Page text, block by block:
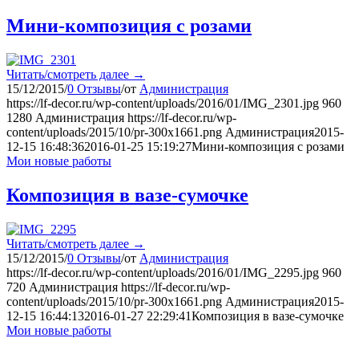
Мини-композиция с розами
Читать/смотреть далее →
15/12/2015/0 Отзывы/от Администрация
https://lf-decor.ru/wp-content/uploads/2016/01/IMG_2301.jpg 960
1280 Администрация https://lf-decor.ru/wp-
content/uploads/2015/10/pr-300x1661.png Администрация2015-
12-15 16:48:362016-01-25 15:19:27Мини-композиция с розами
Мои новые работы
Композиция в вазе-сумочке
Читать/смотреть далее →
15/12/2015/0 Отзывы/от Администрация
https://lf-decor.ru/wp-content/uploads/2016/01/IMG_2295.jpg 960
720 Администрация https://lf-decor.ru/wp-
content/uploads/2015/10/pr-300x1661.png Администрация2015-
12-15 16:44:132016-01-27 22:29:41Композиция в вазе-сумочке
Мои новые работы